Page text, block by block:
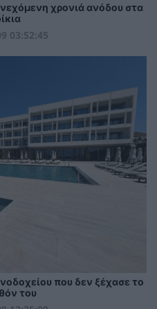
χρονιά ανόδου στα
03:52:45
που δεν ξέχασε το
του